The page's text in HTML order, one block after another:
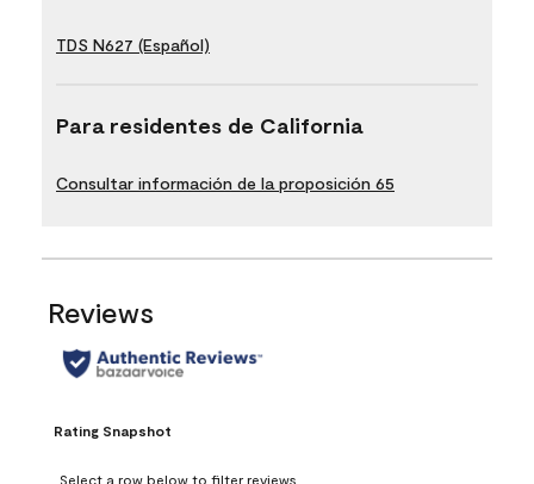
TDS N627 (Español)
Para residentes de California
Consultar información de la proposición 65
Reviews
Rating Snapshot
Select a row below to filter reviews.